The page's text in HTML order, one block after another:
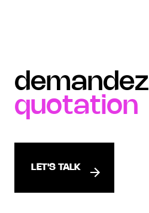
demandez
quotation
LET'S TALK